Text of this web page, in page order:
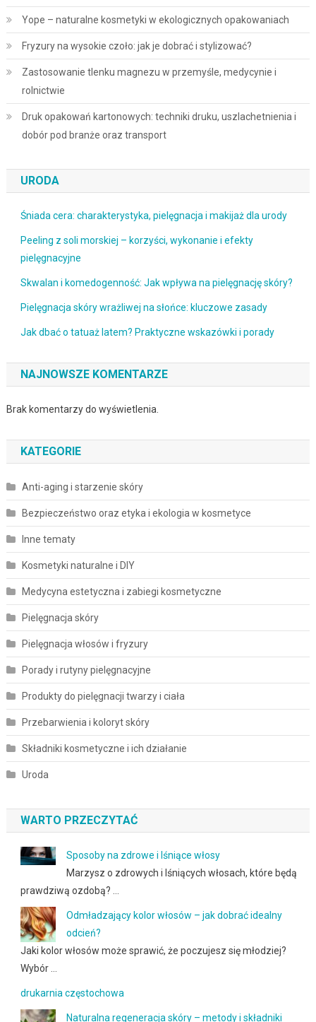
Yope – naturalne kosmetyki w ekologicznych opakowaniach
Fryzury na wysokie czoło: jak je dobrać i stylizować?
Zastosowanie tlenku magnezu w przemyśle, medycynie i
rolnictwie
Druk opakowań kartonowych: techniki druku, uszlachetnienia i
dobór pod branże oraz transport
URODA
Śniada cera: charakterystyka, pielęgnacja i makijaż dla urody
Peeling z soli morskiej – korzyści, wykonanie i efekty
pielęgnacyjne
Skwalan i komedogenność: Jak wpływa na pielęgnację skóry?
Pielęgnacja skóry wrażliwej na słońce: kluczowe zasady
Jak dbać o tatuaż latem? Praktyczne wskazówki i porady
NAJNOWSZE KOMENTARZE
Brak komentarzy do wyświetlenia.
KATEGORIE
Anti-aging i starzenie skóry
Bezpieczeństwo oraz etyka i ekologia w kosmetyce
Inne tematy
Kosmetyki naturalne i DIY
Medycyna estetyczna i zabiegi kosmetyczne
Pielęgnacja skóry
Pielęgnacja włosów i fryzury
Porady i rutyny pielęgnacyjne
Produkty do pielęgnacji twarzy i ciała
Przebarwienia i koloryt skóry
Składniki kosmetyczne i ich działanie
Uroda
WARTO PRZECZYTAĆ
Sposoby na zdrowe i lśniące włosy
Marzysz o zdrowych i lśniących włosach, które będą
prawdziwą ozdobą? …
Odmładzający kolor włosów – jak dobrać idealny
odcień?
Jaki kolor włosów może sprawić, że poczujesz się młodziej?
Wybór …
drukarnia częstochowa
Naturalna regeneracja skóry – metody i składniki